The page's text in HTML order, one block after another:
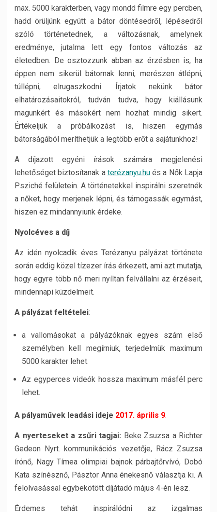
max. 5000 karakterben, vagy mondd filmre egy percben,
hadd örüljünk együtt a bátor döntésedről, lépésedről
szóló történetednek, a változásnak, amelynek
eredménye, jutalma lett egy fontos változás az
életedben. De osztozzunk abban az érzésben is, ha
éppen nem sikerül bátornak lenni, merészen átlépni,
túllépni, elrugaszkodni. Írjatok nekünk bátor
elhatározásaitokról, tudván tudva, hogy kiállásunk
magunkért és másokért nem hozhat mindig sikert.
Értékeljük a próbálkozást is, hiszen egymás
bátorságából meríthetjük a legtöbb erőt a sajátunkhoz!
A díjazott egyéni írások számára megjelenési
lehetőséget biztosítanak a terézanyu.hués a Nők Lapja
Psziché felületein. A történetekkel inspirálni szeretnék
a nőket, hogy merjenek lépni, és támogassák egymást,
hiszen ez mindannyiunk érdeke.
Nyolcéves a díj
Az idén nyolcadik éves Terézanyu pályázat története
során eddig közel tízezer írás érkezett, ami azt mutatja,
hogy egyre több nő meri nyíltan felvállalni az érzéseit,
mindennapi küzdelmeit.
A pályázat feltételei:
a vallomásokat a pályázóknak egyes szám első
személyben kell megírniuk, terjedelmük maximum
5000 karakter lehet.
Az egyperces videók hossza maximum másfél perc
lehet.
A pályaművek leadási ideje 2017. április 9.
A nyerteseket a zsűri tagjai: Beke Zsuzsa a Richter
Gedeon Nyrt. kommunikációs vezetője, Rácz Zsuzsa
írónő, Nagy Tímea olimpiai bajnok párbajtőrvívó, Dobó
Kata színésznő, Pásztor Anna énekesnő választja ki. A
felolvasással egybekötött díjátadó május 4-én lesz.
Érdemes tehát inspirálódni az izgalmas